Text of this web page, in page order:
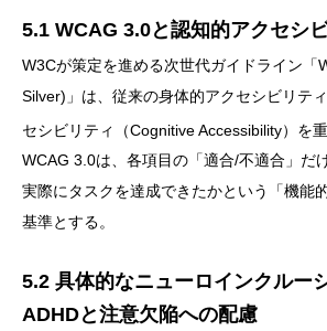
5.1 WCAG 3.0と認知的アクセシ
W3Cが策定を進める次世代ガイドライン「
Silver)」は、従来の身体的アクセシビリテ
セシビリティ（Cognitive Accessibility）を
WCAG 3.0は、各項目の「適合/不適合」だ
実際にタスクを達成できたかという「機能
基準とする。
5.2 具体的なニューロインクルー
ADHDと注意欠陥への配慮